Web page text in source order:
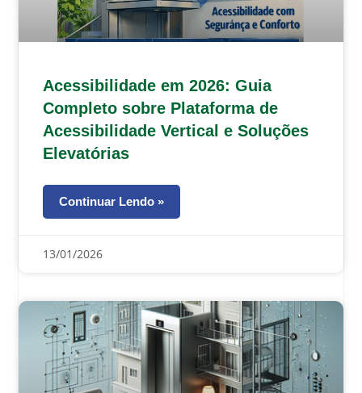
Acessibilidade em 2026: Guia
Completo sobre Plataforma de
Acessibilidade Vertical e Soluções
Elevatórias
Continuar Lendo »
13/01/2026